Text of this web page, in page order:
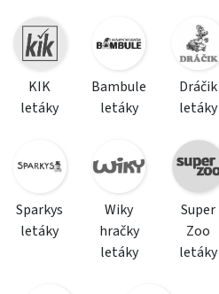
KIK
letáky
Bambule
letáky
Dráčik
letáky
Sparkys
letáky
Wiky
hračky
letáky
Super
Zoo
letáky